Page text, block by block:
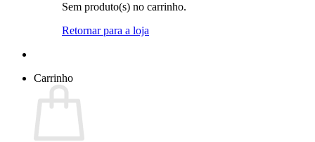
Sem produto(s) no carrinho.
Retornar para a loja
Carrinho